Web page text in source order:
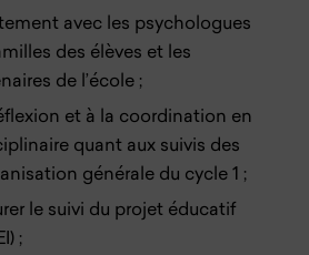
avec les psychologues
des élèves et les
de l’école ;
et à la coordination en
quant aux suivis des
générale du cycle 1 ;
le suivi du projet éducatif
;